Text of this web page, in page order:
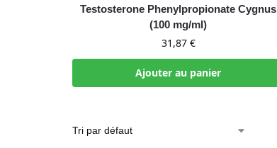
Testosterone Phenylpropionate Cygnus
(100 mg/ml)
31,87 €
Ajouter au panier